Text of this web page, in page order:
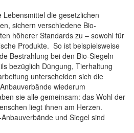
die gesetzlichen
sichern verschiedene Bio-
höherer Standards zu – sowohl für
Produkte. So ist beispielsweise
Bestrahlung bei den Bio-Siegeln
bezüglich Düngung, Tierhaltung
unterscheiden sich die
wiederum
sie alle gemeinsam: das Wohl der
liegt ihnen am Herzen.
und Siegel sind